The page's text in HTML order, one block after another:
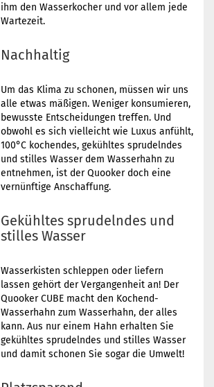
ihm den Wasserkocher und vor allem jede
Wartezeit.
Nachhaltig
Um das Klima zu schonen, müssen wir uns
alle etwas mäßigen. Weniger konsumieren,
bewusste Entscheidungen treffen. Und
obwohl es sich vielleicht wie Luxus anfühlt,
100°C kochendes, gekühltes sprudelndes
und stilles Wasser dem Wasserhahn zu
entnehmen, ist der Quooker doch eine
vernünftige Anschaffung.
Gekühltes sprudelndes und
stilles Wasser
Wasserkisten schleppen oder liefern
lassen gehört der Vergangenheit an! Der
Quooker CUBE macht den Kochend-
Wasserhahn zum Wasserhahn, der alles
kann. Aus nur einem Hahn erhalten Sie
gekühltes sprudelndes und stilles Wasser
und damit schonen Sie sogar die Umwelt!